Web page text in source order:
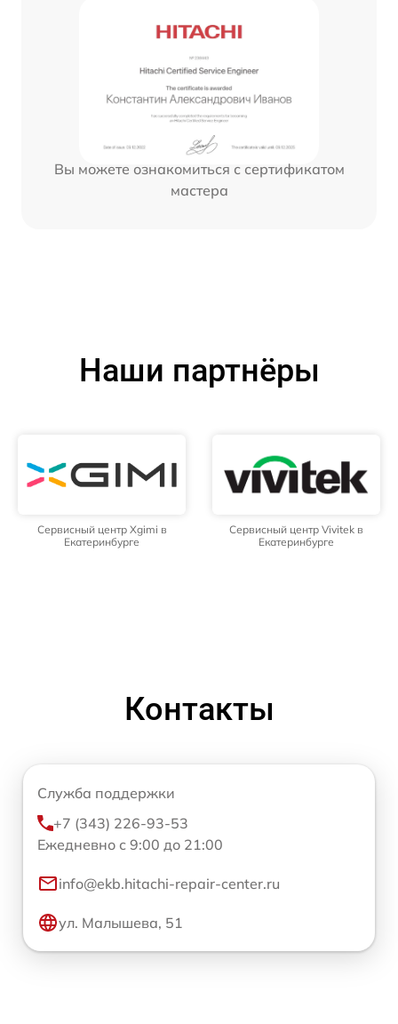
Вы можете ознакомиться с сертификатом
мастера
Наши партнёры
Сервисный центр Xgimi в
Екатеринбурге
Сервисный центр Vivitek в
Екатеринбурге
Контакты
Служба поддержки
+7 (343) 226-93-53
Ежедневно с 9:00 до 21:00
info@ekb.hitachi-repair-center.ru
ул. Малышева, 51